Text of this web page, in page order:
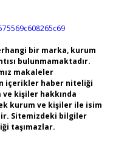
bir marka, kurum
bulunmamaktadır.
makaleler
içerikler haber niteliği
kişiler hakkında
kurum ve kişiler ile isim
Sitemizdeki bilgiler
taşımazlar.